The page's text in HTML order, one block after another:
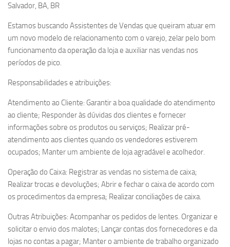
Salvador, BA, BR
Estamos buscando Assistentes de Vendas que queiram atuar em
um novo modelo de relacionamento com o varejo, zelar pelo bom
funcionamento da operação da loja e auxiliar nas vendas nos
períodos de pico.
Responsabilidades e atribuições:
Atendimento ao Cliente: Garantir a boa qualidade do atendimento
ao cliente; Responder às dúvidas dos clientes e fornecer
informações sobre os produtos ou serviços; Realizar pré-
atendimento aos clientes quando os vendedores estiverem
ocupados; Manter um ambiente de loja agradável e acolhedor.
Operação do Caixa: Registrar as vendas no sistema de caixa;
Realizar trocas e devoluções; Abrir e fechar o caixa de acordo com
os procedimentos da empresa; Realizar conciliações de caixa.
Outras Atribuições: Acompanhar os pedidos de lentes. Organizar e
solicitar o envio dos malotes; Lançar contas dos fornecedores e da
lojas no contas a pagar; Manter o ambiente de trabalho organizado